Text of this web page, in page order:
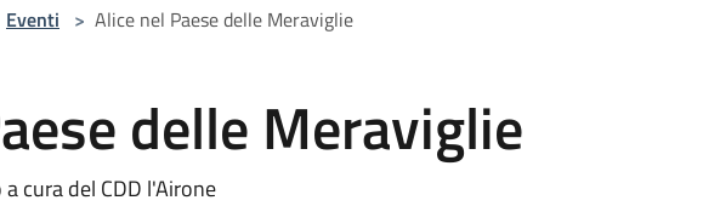
Eventi > Alice nel Paese delle Meraviglie
delle Meraviglie
cura del CDD l'Airone